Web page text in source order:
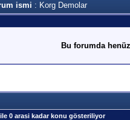
ismi : Korg Demolar
Bu forumda
0 arasi kadar konu gösteriliyor